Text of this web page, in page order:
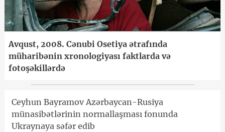
Avqust, 2008. Cənubi Osetiya ətrafında
müharibənin xronologiyası faktlarda və
fotoşəkillərdə
Ceyhun Bayramov Azərbaycan-Rusiya
münasibətlərinin normallaşması fonunda
Ukraynaya səfər edib